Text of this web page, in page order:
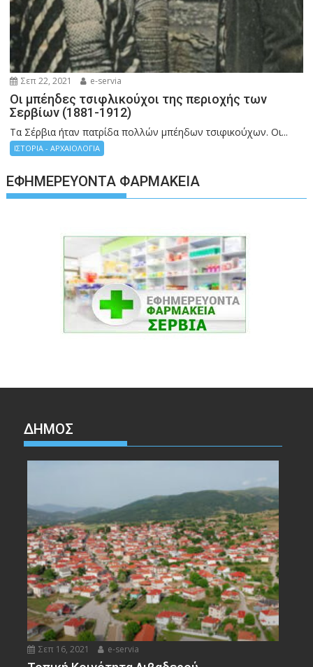
Σεπ 22, 2021 e-servia
Οι μπέηδες τσιφλικούχοι της περιοχής των
Σερβίων (1881-1912)
Τα Σέρβια ήταν πατρίδα πολλών μπέηδων τσιφικούχων. Οι...
ΙΣΤΟΡΙΑ - ΑΡΧΑΙΟΛΟΓΙΑ
ΕΦΗΜΕΡΕΎΟΝΤΑ ΦΑΡΜΑΚΕΊΑ
ΔΉΜΟΣ
Σεπ 16, 2021 e-servia